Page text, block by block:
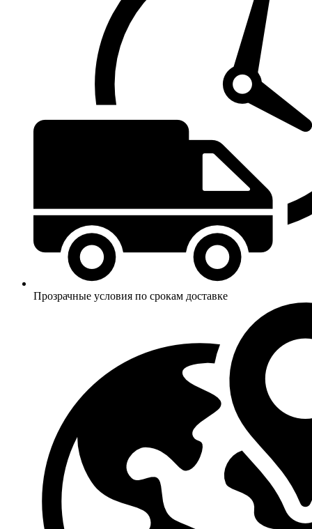
Прозрачные условия по срокам доставке